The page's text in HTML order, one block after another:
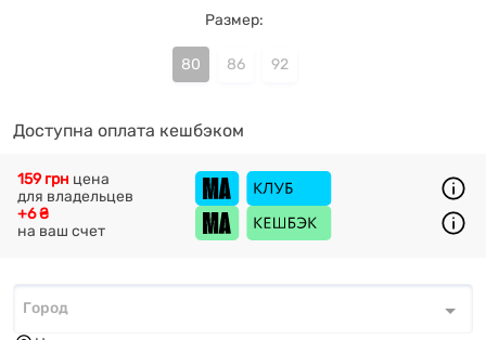
Размер:
80 86 92
Доступна оплата кешбэком
+6 ₴
на ваш счет
159 грн цена
для владельцев
Город*
Город